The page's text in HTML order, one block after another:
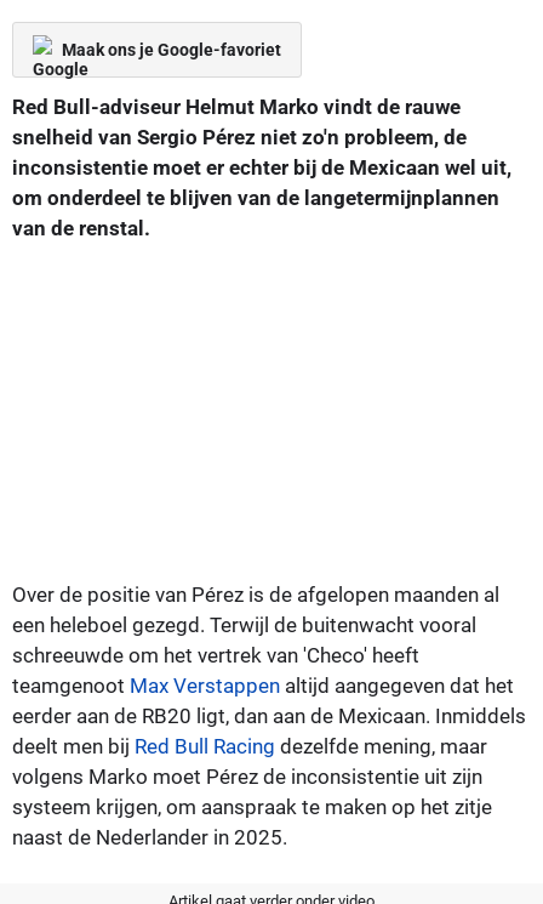
Maak ons je Google-favoriet
Red Bull-adviseur Helmut Marko vindt de rauwe
snelheid van Sergio Pérez niet zo'n probleem, de
inconsistentie moet er echter bij de Mexicaan wel uit,
om onderdeel te blijven van de langetermijnplannen
van de renstal.
Over de positie van Pérez is de afgelopen maanden al
een heleboel gezegd. Terwijl de buitenwacht vooral
schreeuwde om het vertrek van 'Checo' heeft
teamgenoot Max Verstappen altijd aangegeven dat het
eerder aan de RB20 ligt, dan aan de Mexicaan. Inmiddels
deelt men bij Red Bull Racing dezelfde mening, maar
volgens Marko moet Pérez de inconsistentie uit zijn
systeem krijgen, om aanspraak te maken op het zitje
naast de Nederlander in 2025.